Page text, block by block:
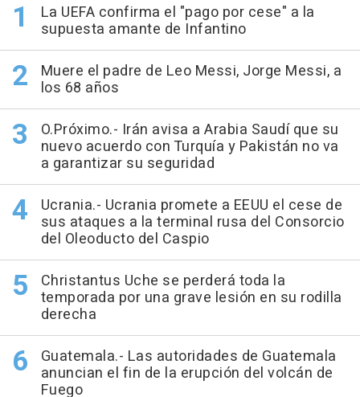
La UEFA confirma el "pago por cese" a la
supuesta amante de Infantino
Muere el padre de Leo Messi, Jorge Messi, a
los 68 años
O.Próximo.- Irán avisa a Arabia Saudí que su
nuevo acuerdo con Turquía y Pakistán no va
a garantizar su seguridad
Ucrania.- Ucrania promete a EEUU el cese de
sus ataques a la terminal rusa del Consorcio
del Oleoducto del Caspio
Christantus Uche se perderá toda la
temporada por una grave lesión en su rodilla
derecha
Guatemala.- Las autoridades de Guatemala
anuncian el fin de la erupción del volcán de
Fuego